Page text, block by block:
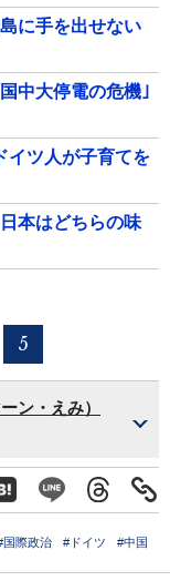
に手を出せない
中大停電の危機｣
イツ人が子育てを
本はどちらの味
5
ン・えみ）
国際政治 #ドイツ #中国